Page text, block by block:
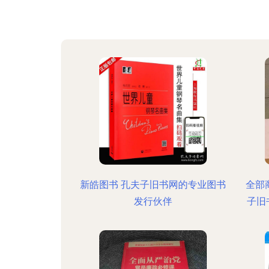
新皓图书 孔夫子旧书网的专业图书
发行伙伴
全部
子旧